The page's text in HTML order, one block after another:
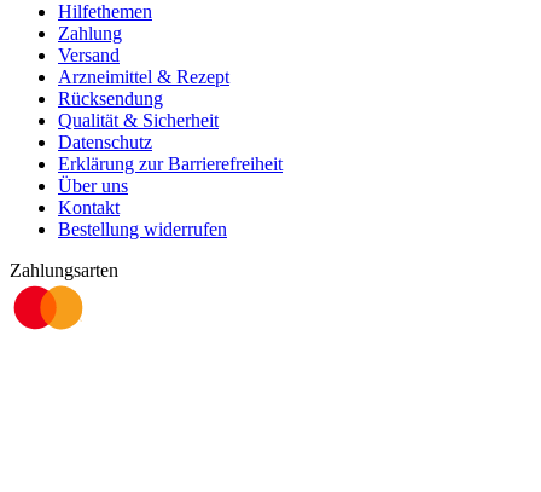
Hilfethemen
Zahlung
Versand
Arzneimittel & Rezept
Rücksendung
Qualität & Sicherheit
Datenschutz
Erklärung zur Barrierefreiheit
Über uns
Kontakt
Bestellung widerrufen
Zahlungsarten